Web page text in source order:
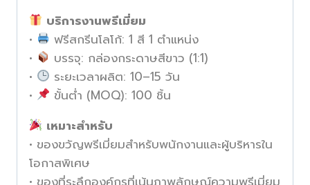
บริการงานพรีเมี่ยม
•
ฟรีสกรีนโลโก้: 1 สี 1 ตำแหน่ง
•
บรรจุ: กล่องกระดาษสีขาว (1:1)
•
ระยะเวลาผลิต: 10–15 วัน
•
ขั้นต่ำ (MOQ): 100 ชิ้น
เหมาะสำหรับ
• ของขวัญพรีเมี่ยมสำหรับพนักงานและผู้บริหารใน
โอกาสพิเศษ
• ของที่ระลึกองค์กรที่เน้นภาพลักษณ์ความพรีเมี่ยม